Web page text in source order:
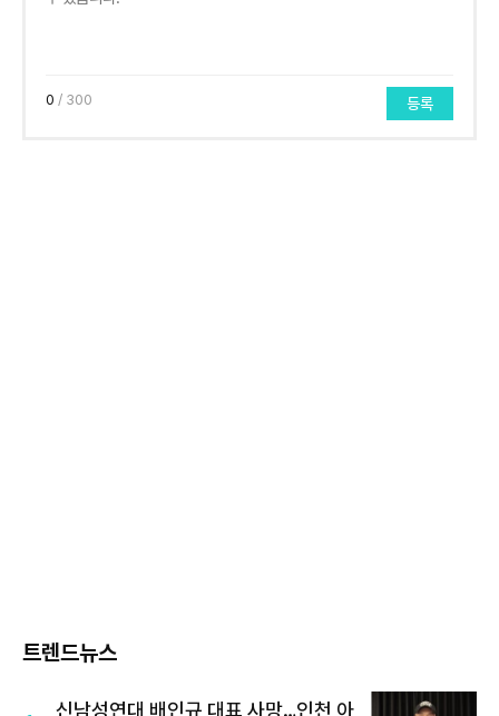
0 / 300 등록
트렌드뉴스
신남성연대 배인규 대표 사망…인천 아